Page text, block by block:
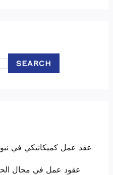
SEARCH
عقد عمل كميكانيكي في